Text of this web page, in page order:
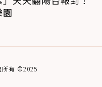
所有 ©2025